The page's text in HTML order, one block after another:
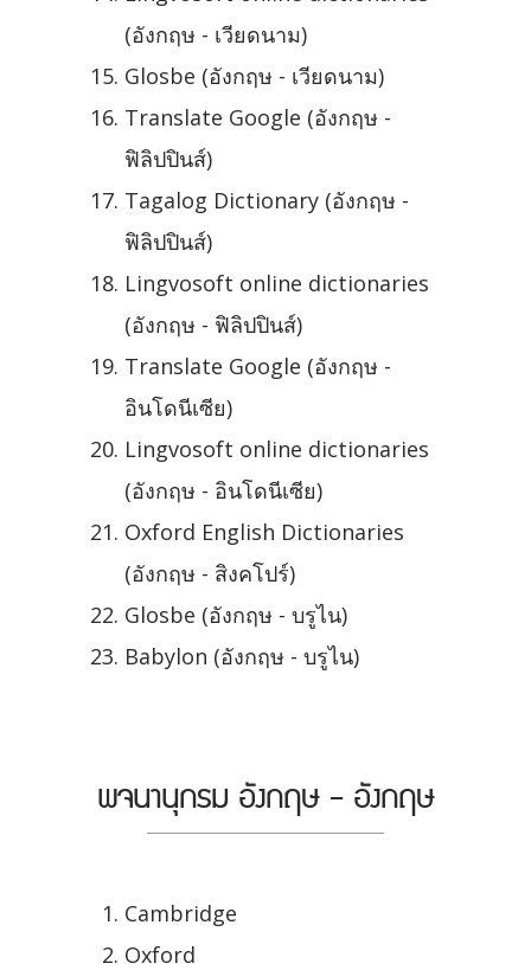
(อังกฤษ - เวียดนาม)
Glosbe (อังกฤษ - เวียดนาม)
Translate Google (อังกฤษ -
ฟิลิปปินส์)
Tagalog Dictionary (อังกฤษ -
ฟิลิปปินส์)
Lingvosoft online dictionaries
(อังกฤษ - ฟิลิปปินส์)
Translate Google (อังกฤษ -
อินโดนีเซีย)
Lingvosoft online dictionaries
(อังกฤษ - อินโดนีเซีย)
Oxford English Dictionaries
(อังกฤษ - สิงคโปร์)
Glosbe (อังกฤษ - บรูไน)
Babylon (อังกฤษ - บรูไน)
พจนานุกรม อังกฤษ - อังกฤษ
Cambridge
Oxford